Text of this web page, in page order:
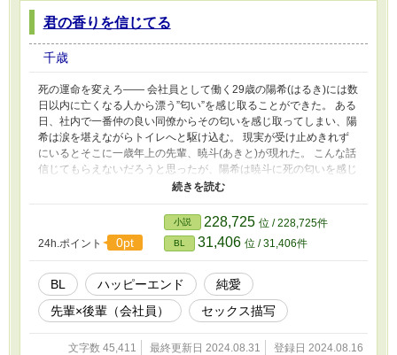
君の香りを信じてる
千歳
死の運命を変えろ―― 会社員として働く29歳の陽希(はるき)には数
日以内に亡くなる人から漂う”匂い”を感じ取ることができた。 ある
日、社内で一番仲の良い同僚からその匂いを感じ取ってしまい、陽
希は涙を堪えながらトイレへと駆け込む。 現実が受け止めきれず
にいるとそこに一歳年上の先輩、暁斗(あきと)が現れた。 こんな話
信じてもらえないだろうと思ったが、陽希は暁斗に死の匂いを感じ
取れることを告げる。 すると、暁斗は陽希の話を信じた上に運命
命を変えることはできなかったが、暁斗の力強い言葉に陽希は彼の
ことを信じてみることにした――
24h.ポイント
0pt
小説 228,725 位 / 228,725件
BL 31,406 位 / 31,406件
BL ハッピーエンド
純愛
先輩×後輩（会社員）
セックス描写
文字数 45,411 最終更新日 2024.08.31 登録日 2024.08.16